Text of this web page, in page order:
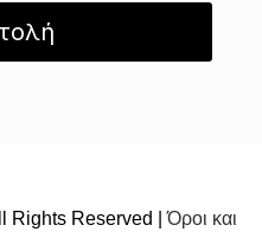
Rights Reserved |Όροι και